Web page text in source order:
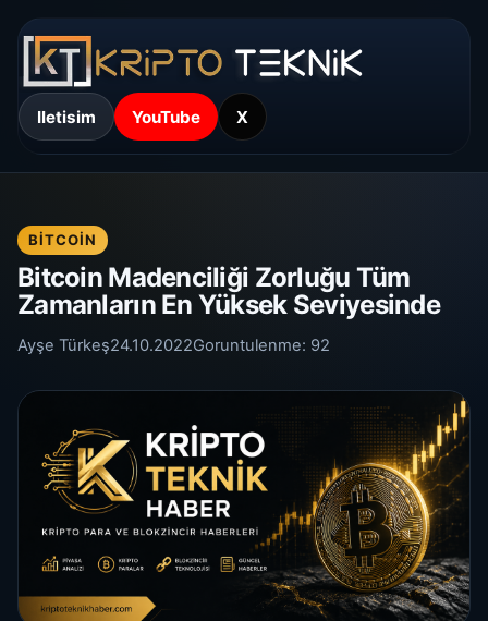
Iletisim YouTube X
BITCOIN
Bitcoin Madenciliği Zorluğu Tüm
Zamanların En Yüksek Seviyesinde
Ayşe Türkeş24.10.2022Goruntulenme: 92